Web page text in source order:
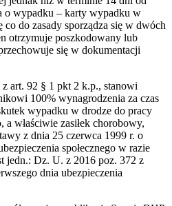
o wypadku – karty wypadku w
do zasady sporządza się w dwóch
otrzymuje poszkodowany lub
się w dokumentacji
art. 92 § 1 pkt 2 k.p., stanowi
100% wynagrodzenia za czas
wypadku w drodze do pracy
właściwie zasiłek chorobowy,
z dnia 25 czerwca 1999 r. o
społecznego w razie
jedn.: Dz. U. z 2016 poz. 372 z
dnia ubezpieczenia